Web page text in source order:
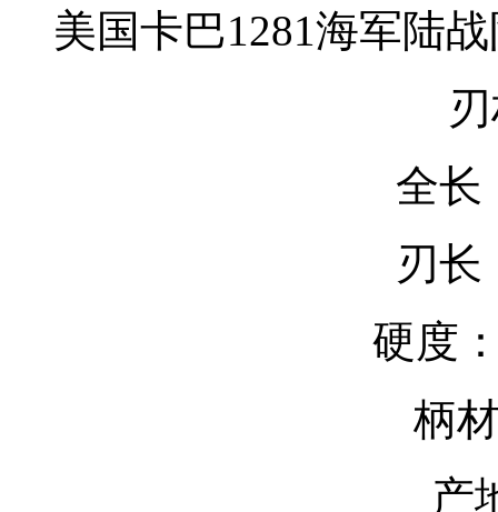
美国卡巴1281海军陆
全长
刃长
硬度
柄
产